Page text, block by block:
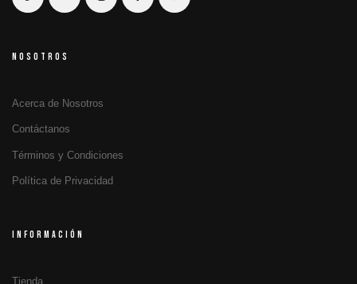
NOSOTROS
Acerca de Nosotros
Contáctanos
Términos y Condiciones
Política de Privacidad
INFORMACIÓN
Tienda